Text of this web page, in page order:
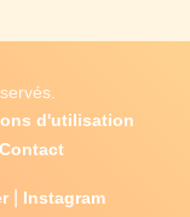
d'utilisation
| Instagram